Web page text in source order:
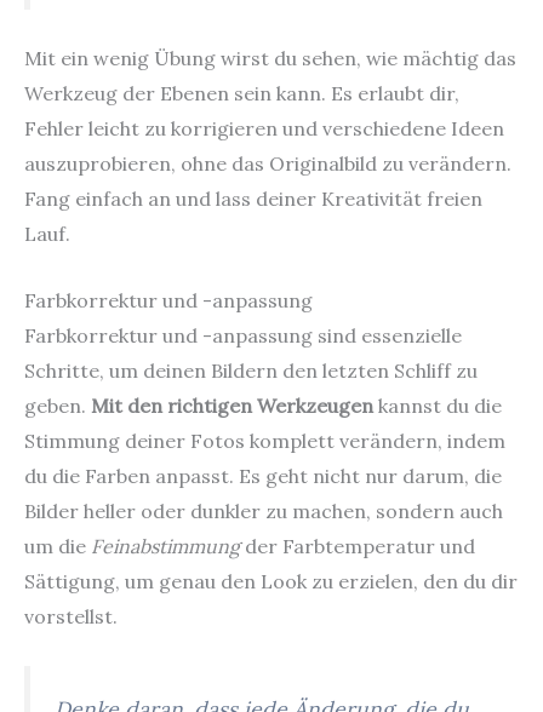
Mit ein wenig Übung wirst du sehen, wie mächtig das
Werkzeug der Ebenen sein kann. Es erlaubt dir,
Fehler leicht zu korrigieren und verschiedene Ideen
auszuprobieren, ohne das Originalbild zu verändern.
Fang einfach an und lass deiner Kreativität freien
Lauf.
Farbkorrektur und -anpassung
Farbkorrektur und -anpassung sind essenzielle
Schritte, um deinen Bildern den letzten Schliff zu
geben. Mit den richtigen Werkzeugenkannst du die
Stimmung deiner Fotos komplett verändern, indem
du die Farben anpasst. Es geht nicht nur darum, die
Bilder heller oder dunkler zu machen, sondern auch
um die Feinabstimmungder Farbtemperatur und
Sättigung, um genau den Look zu erzielen, den du dir
vorstellst.